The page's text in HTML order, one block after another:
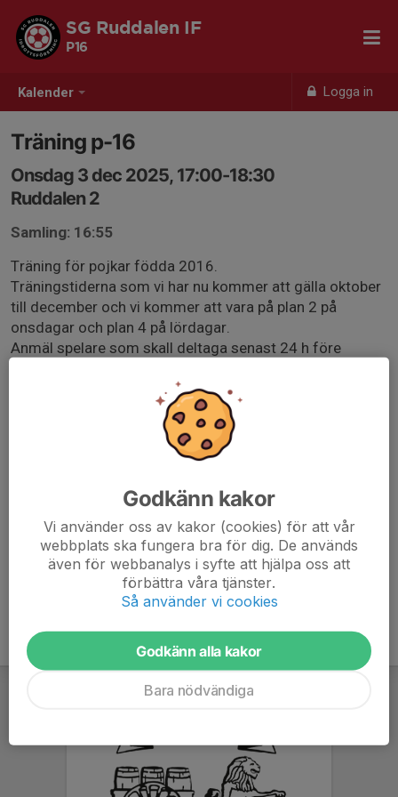
Kalender Logga in
SG Ruddalen IF
P16
Träning p-16
Onsdag 3 dec 2025, 17:00-18:30
Ruddalen 2
Samling: 16:55
Träning för pojkar födda 2016.
Träningstiderna som vi har nu kommer att gälla oktober
till december och vi kommer att vara på plan 2 på
onsdagar och plan 4 på lördagar.
Anmäl spelare som skall deltaga senast 24 h före
sätt. Viktigt att också anmäla om man inte kommer.
Spelare skall ha med vattenflaska och benskydd.
ombeds vänligen att befinna sig utanför planen och
endast coacha sitt barn före och efter träning så att
barnen inte får dubbla budskap och kan koncentrera sig
på sin träning.
Godkänn kakor
Vi använder oss av kakor (cookies) för att vår
webbplats ska fungera bra för dig. De används
även för webbanalys i syfte att hjälpa oss att
förbättra våra tjänster.
Så använder vi cookies
Godkänn alla kakor
Bara nödvändiga